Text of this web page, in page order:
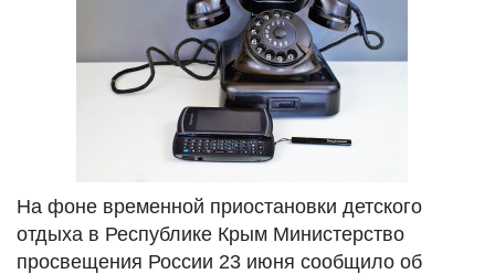
На фоне временной приостановки детского
отдыха в Республике Крым Министерство
просвещения России 23 июня сообщило об